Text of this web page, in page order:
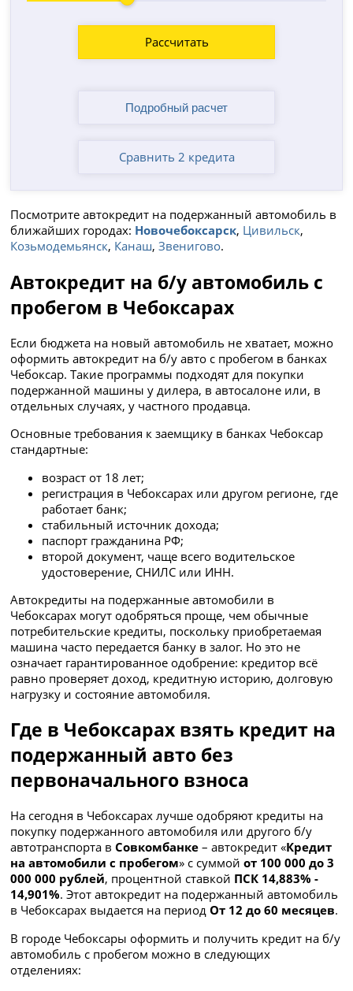
Рассчитать
Сравнить 2 кредита
Посмотрите автокредит на подержанный автомобиль в
ближайших городах: Новочебоксарск, Цивильск,
Козьмодемьянск, Канаш,Звенигово.
Автокредит на б/у автомобиль с
пробегом в Чебоксарах
Если бюджета на новый автомобиль не хватает, можно
оформить автокредит на б/у авто с пробегом в банках
Чебоксар. Такие программы подходят для покупки
подержанной машины у дилера, в автосалоне или, в
отдельных случаях, у частного продавца.
Основные требования к заемщику в банках Чебоксар
стандартные:
возраст от 18 лет;
регистрация в Чебоксарах или другом регионе, где
работает банк;
стабильный источник дохода;
паспорт гражданина РФ;
второй документ, чаще всего водительское
удостоверение, СНИЛС или ИНН.
Автокредиты на подержанные автомобили в
Чебоксарах могут одобряться проще, чем обычные
потребительские кредиты, поскольку приобретаемая
машина часто передается банку в залог. Но это не
означает гарантированное одобрение: кредитор всё
равно проверяет доход, кредитную историю, долговую
нагрузку и состояние автомобиля.
Где в Чебоксарах взять кредит на
подержанный авто без
первоначального взноса
На сегодня в Чебоксарах лучше одобряют кредиты на
покупку подержанного автомобиля или другого б/у
автотранспорта вСовкомбанке – автокредит «Кредит
на автомобили с пробегом» с суммойот 100 000 до 3
000 000 рублей, процентной ставкой ПСК 14,883% -
14,901%. Этот автокредит на подержанный автомобиль
в Чебоксарах выдается на периодОт 12 до 60 месяцев.
В городе Чебоксары оформить и получить кредит на б/у
автомобиль с пробегом можно в следующих
отделениях: